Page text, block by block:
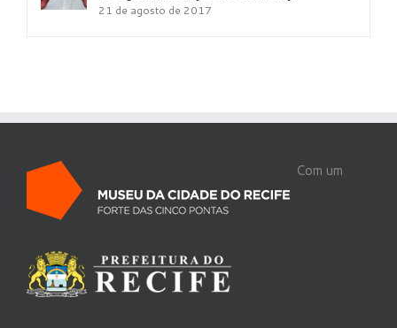
21 de agosto de 2017
Com um